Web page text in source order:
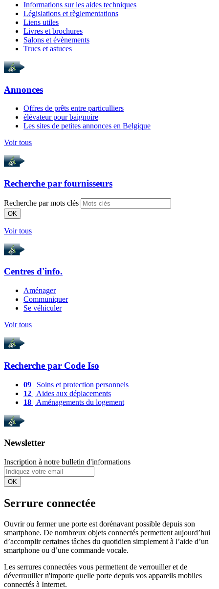
Informations sur les aides techniques
Législations et règlementations
Liens utiles
Livres et brochures
Salons et évènements
Trucs et astuces
Annonces
Offres de prêts entre particulliers
élévateur pour baignoire
Les sites de petites annonces en Belgique
Voir tous
Recherche par fournisseurs
Recherche par mots clés
OK
Voir tous
Centres d'info.
Aménager
Communiquer
Se véhiculer
Voir tous
Recherche par Code Iso
09 | Soins et protection personnels
12 | Aides aux déplacements
18 | Aménagements du logement
Newsletter
Inscription à notre bulletin d'informations
OK
Serrure connectée
Ouvrir ou fermer une porte est dorénavant possible depuis son
smartphone. De nombreux objets connectés permettent aujourd’hui
d’accomplir certaines tâches du quotidien simplement à l’aide d’un
smartphone ou d’une commande vocale.
Les serrures connectées vous permettent de verrouiller et de
déverrouiller n'importe quelle porte depuis vos appareils mobiles
connectés à Internet.